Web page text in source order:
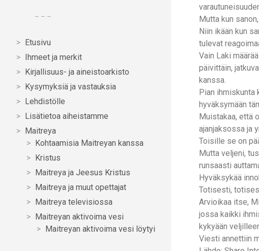
Etusivu
Ihmeet ja merkit
Kirjallisuus- ja aineistoarkisto
Kysymyksiä ja vastauksia
Lehdistölle
Lisätietoa aiheistamme
Maitreya
Kohtaamisia Maitreyan kanssa
Kristus
Maitreya ja Jeesus Kristus
Maitreya ja muut opettajat
Maitreya televisiossa
Maitreyan aktivoima vesi
Maitreyan aktivoima vesi löytyi
Mutta kun
Niin ikään kun
tulevat
Vain Laki
päivittäin,
kanssa.
Pian ihmiskunta
hyväksymään
Muistakaa, että
ajanjaksossa ja
Toisille se on
Mutta veljeni,
runsaasti
Hyväksykää
Totisesti,
Arvioikaa itse,
jossa kaikki
kykyään
Viesti annettiin
– – –